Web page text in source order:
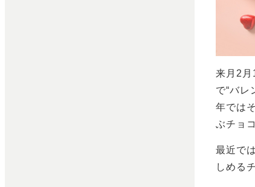
来月2月
で“バレ
年では
ぶチョ
最近で
しめる